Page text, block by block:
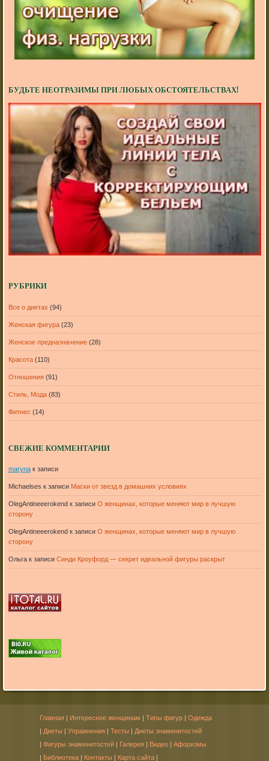
БУДЬТЕ НЕОТРАЗИМЫ ПРИ ЛЮБЫХ ОБСТОЯТЕЛЬСТВАХ!
РУБРИКИ
Все о диетах (94)
Женская фигура(23)
Женское предназначение(28)
Красота(110)
Отношения(91)
Стиль, Мода(83)
Фитнес (14)
СВЕЖИЕ КОММЕНТАРИИ
marynaк записи
Michaelses к записи Маски от звезд в домашних условиях
OlegAntineeerokend к записи О женщинах, которые меняют мир в лучшую
сторону
OlegAntineeerokend к записи О женщинах, которые меняют мир в лучшую
сторону
Ольгак записи Синди Кроуфорд — секрет идеальной фигуры раскрыт
Главная | Интересное женщинам | Типы фигур | Одежда
| Диеты | Упражнения | Тесты | Диеты знаменитостей
| Фигуры знаменитостей | Галерея | Видео | Афоризмы
| Библиотека | Контакты | Карта сайта |